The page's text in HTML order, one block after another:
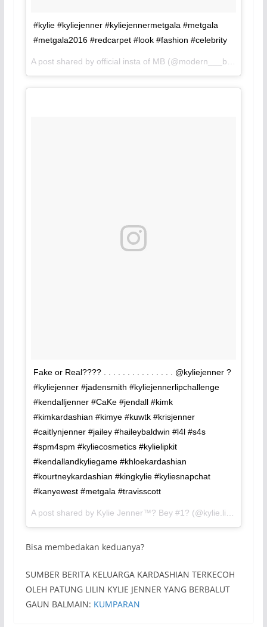
#kylie #kyliejenner #kyliejennermetgala #metgala
#metgala2016 #redcarpet #look #fashion #celebrity
A post shared by official insta of MB (@modern___beauty) on
Fake or Real???? . . . . . . . . . . . . . . . @kyliejenner ?
#kyliejenner #jadensmith #kyliejennerlipchallenge
#kendalljenner #CaKe #jendall #kimk
#kimkardashian #kimye #kuwtk #krisjenner
#caitlynjenner #jailey #haileybaldwin #l4l #s4s
#spm4spm #kyliecosmetics #kylielipkit
#kendallandkyliegame #khloekardashian
#kourtneykardashian #kingkylie #kyliesnapchat
#kanyewest #metgala #travisscott
A post shared by Kylie Jenner™? Bey #1? (@kylie.lipkid) on
Bisa membedakan keduanya?
SUMBER BERITA KELUARGA KARDASHIAN TERKECOH
OLEH PATUNG LILIN KYLIE JENNER YANG BERBALUT
GAUN BALMAIN: KUMPARAN